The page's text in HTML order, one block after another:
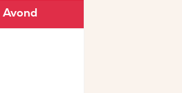
Avond